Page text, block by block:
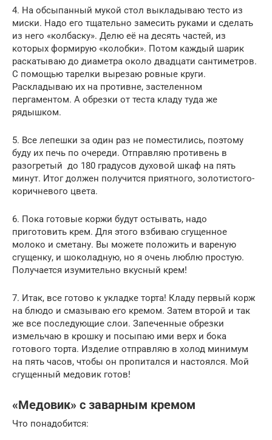
4. На обсыпанный мукой стол выкладываю тесто из
миски. Надо его тщательно замесить руками и сделать
из него «колбаску». Делю её на десять частей, из
которых формирую «колобки». Потом каждый шарик
раскатываю до диаметра около двадцати сантиметров.
С помощью тарелки вырезаю ровные круги.
Раскладываю их на противне, застеленном
пергаментом. А обрезки от теста кладу туда же
рядышком.
5. Все лепешки за один раз не поместились, поэтому
буду их печь по очереди. Отправляю противень в
разогретый до 180 градусов духовой шкаф на пять
минут. Итог должен получится приятного, золотистого-
коричневого цвета.
6. Пока готовые коржи будут остывать, надо
приготовить крем. Для этого взбиваю сгущенное
молоко и сметану. Вы можете положить и вареную
сгущенку, и шоколадную, но я очень люблю простую.
Получается изумительно вкусный крем!
7. Итак, все готово к укладке торта! Кладу первый корж
на блюдо и смазываю его кремом. Затем второй и так
же все последующие слои. Запеченные обрезки
измельчаю в крошку и посыпаю ими верх и бока
готового торта. Изделие отправляю в холод минимум
на пять часов, чтобы он пропитался и настоялся. Мой
сгущенный медовик готов!
«Медовик» с заварным кремом
Что понадобится: